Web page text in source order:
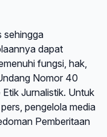
sehingga
dapat
fungsi, hak,
Nomor 40
Jurnalistik. Untuk
pengelola media
Pemberitaan